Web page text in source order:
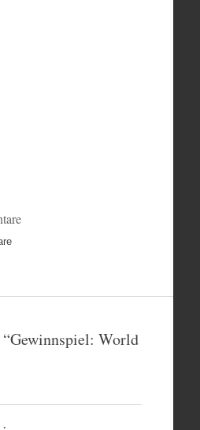
Gewinnspiel: World